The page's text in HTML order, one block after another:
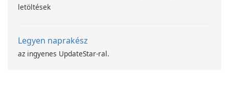
letöltések
Legyen naprakész
az ingyenes UpdateStar-ral.